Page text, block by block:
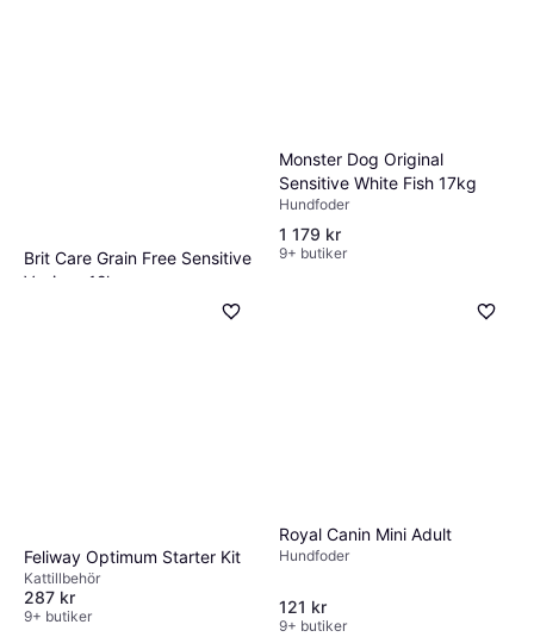
Brit Care Grain Free Sensitive
Venison 12kg
Monster Dog Original
Sensitive White Fish 17kg
Hundfoder
1 179 kr
9+ butiker
Feliway Optimum Starter Kit
Kattillbehör
287 kr
9+ butiker
Royal Canin Mini Adult
Hundfoder
121 kr
9+ butiker